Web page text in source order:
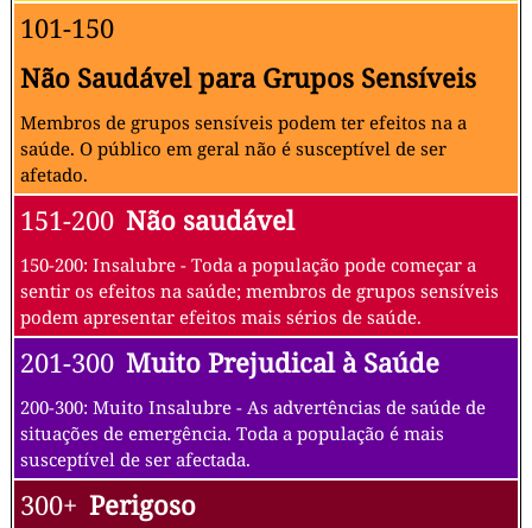
101-150
Não Saudável para Grupos Sensíveis
Membros de grupos sensíveis podem ter efeitos na a
saúde. O público em geral não é susceptível de ser
afetado.
151-200 Não saudável
150-200: Insalubre - Toda a população pode começar a
sentir os efeitos na saúde; membros de grupos sensíveis
podem apresentar efeitos mais sérios de saúde.
201-300 Muito Prejudical à Saúde
200-300: Muito Insalubre - As advertências de saúde de
situações de emergência. Toda a população é mais
susceptível de ser afectada.
300+ Perigoso